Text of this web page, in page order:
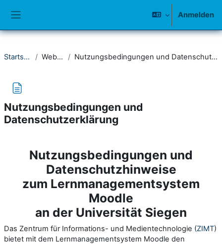
Anmelden
Startseite Website Nutzungsbedingungen und Datenschutzerklärung
Nutzungsbedingungen und
Datenschutzerklärung
Nutzungsbedingungen und
Datenschutzhinweise
zum Lernmanagementsystem
Moodle
an der Universität Siegen
Das Zentrum für Informations- und Medientechnologie (ZIMT)
bietet mit dem Lernmanagementsystem Moodle den